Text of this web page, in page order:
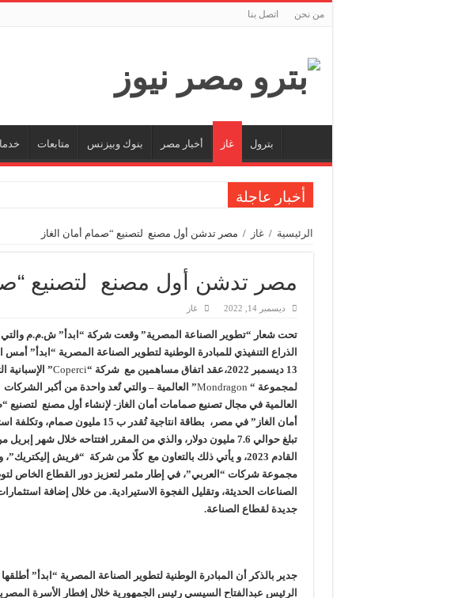
من نحن اتصل بنا
بترول غاز أخبار مصر بنوك وبيزنس متابعات
أخبار عاجلة
سيدبك تؤكد ريادتها في جودة الخامات باعتماد عالمي جديد
وزير البترول والثروة المعدنية يبحث مع إكسون موبيل العالمية آليات
وزير البترول والثروة المعدنية يتفقد استئناف أعمال الحفر بحقل البركة في أسوان بعد توقف منذ عام 2022.. ويؤكد: كامل
وزير البترول يتابع انتاج حقل البركة في اسوان
النيل للبترول» تحصد شهادة «ISO 39001» لنظام إدارة السلامة المرورية بجهود ذاتية
إنجاز بحري جديد … PMS تنهي أعمال إنزال الخطوط البحرية الثلاث بمشروع المرحلة الرابعة لتنمية حقل غاز كاموس البحري التابع لشركة شمال سيناء للبترول
الرئيسية / غاز / مصر تدشن أول مصنع لتصنيع “صمام أمان الغاز
مصر تدشن أول مصنع لتصنيع
ديسمبر 14, 2022 غاز
تحت شعار “تطوير الصناعة المصرية” وقعت شركة “ابدأ” ش.م.م والتي
الذراع التنفيذي للمبادرة الوطنية لتطوير الصناعة المصرية “ابدأ” أمس
13 ديسمبر 2022،عقد اتفاق مساهمين مع شركة
“
Coperci” الإسبانية
لمجموعة “
” العالمية – والتي تٌعد واحدة من أكبر الشركات
العالمية في مجال تصنيع صمامات أمان الغاز- لإنشاء أول مصنع لتصنيع
أمان الغاز” في مصر، بطاقة انتاجية تُقدر ب 15 مليون صمام،
تبلغ حوالي 7.6 مليون دولار، والذي من المقرر افتتاحه خلال شهر إبريل
القادم 2023، و يأتي ذلك بالتعاون مع كلًا من شركة “فريش إليكتريك”، و
مجموعة شركات “العربي”، في إطار مثمر لتعزيز دور القطاع الخاص
الصناعات الحديثة، وتقليل الفجوة الاستيرادية. من خلال إضافة
جديدة لقطاع الصناعة.
جدير بالذكر أن المبادرة الوطنية لتطوير الصناعة المصرية “ابدأ”
الرئيس عبدالفتاح السيسي رئيس الجمهورية خلال إفطار الأسرة